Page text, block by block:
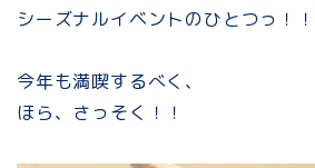
k
シーズナルイベントのひとつっ！！
今年も満喫するべく、
ほら、さっそく！！